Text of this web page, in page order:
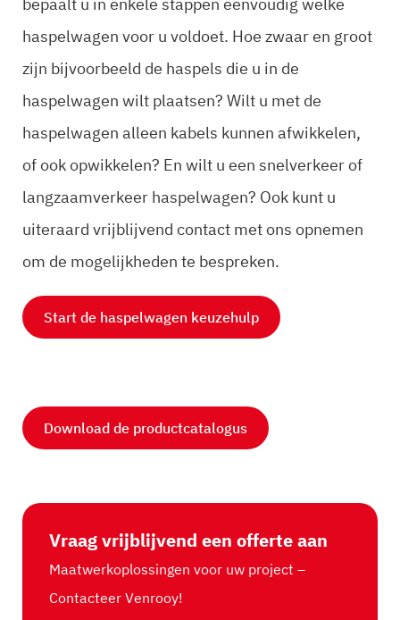
haspelwagen voor u voldoet. Hoe zwaar en groot
zijn bijvoorbeeld de haspels die u in de
haspelwagen wilt plaatsen? Wilt u met de
haspelwagen alleen kabels kunnen afwikkelen,
of ook opwikkelen? En wilt u een snelverkeer of
langzaamverkeer haspelwagen? Ook kunt u
uiteraard vrijblijvend contact met ons opnemen
om de mogelijkheden te bespreken.
Start de haspelwagen keuzehulp
Download de productcatalogus
Vraag vrijblijvend een offerte aan
Maatwerkoplossingen voor uw project –
Contacteer Venrooy!